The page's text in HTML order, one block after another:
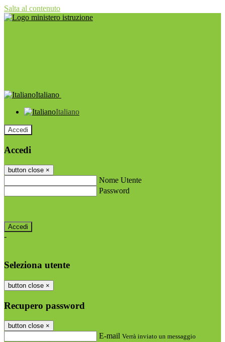
Salta al contenuto
Italiano
Italiano
Accedi
Accedi
button close ×
Nome Utente
Password
-
Seleziona utente
button close ×
Recupero password
button close ×
E-mail Verrà inviato un messaggio